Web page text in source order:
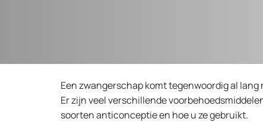
Een zwangerschap komt tegenwoordig al
Er zijn veel verschillende
soorten anticonceptie en hoe u ze gebruikt.